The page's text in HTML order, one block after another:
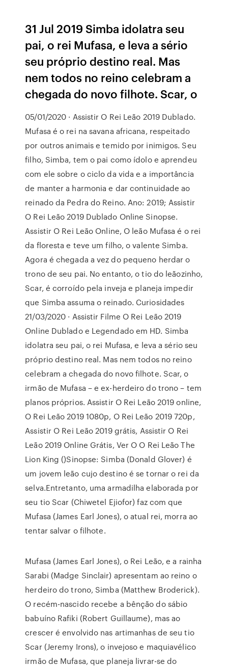
31 Jul 2019 Simba idolatra seu
pai, o rei Mufasa, e leva a sério
seu próprio destino real. Mas
nem todos no reino celebram a
chegada do novo filhote. Scar, o
05/01/2020 · Assistir O Rei Leão 2019 Dublado.
Mufasa é o rei na savana africana, respeitado
por outros animais e temido por inimigos. Seu
filho, Simba, tem o pai como ídolo e aprendeu
com ele sobre o ciclo da vida e a importância
de manter a harmonia e dar continuidade ao
reinado da Pedra do Reino. Ano: 2019; Assistir
O Rei Leão 2019 Dublado Online Sinopse.
Assistir O Rei Leão Online, O leão Mufasa é o rei
da floresta e teve um filho, o valente Simba.
Agora é chegada a vez do pequeno herdar o
trono de seu pai. No entanto, o tio do leãozinho,
Scar, é corroído pela inveja e planeja impedir
que Simba assuma o reinado. Curiosidades
21/03/2020 · Assistir Filme O Rei Leão 2019
Online Dublado e Legendado em HD. Simba
idolatra seu pai, o rei Mufasa, e leva a sério seu
próprio destino real. Mas nem todos no reino
celebram a chegada do novo filhote. Scar, o
irmão de Mufasa – e ex-herdeiro do trono – tem
planos próprios. Assistir O Rei Leão 2019 online,
O Rei Leão 2019 1080p, O Rei Leão 2019 720p,
Assistir O Rei Leão 2019 grátis, Assistir O Rei
Leão 2019 Online Grátis, Ver O O Rei Leão The
Lion King ()Sinopse: Simba (Donald Glover) é
um jovem leão cujo destino é se tornar o rei da
selva.Entretanto, uma armadilha elaborada por
seu tio Scar (Chiwetel Ejiofor) faz com que
Mufasa (James Earl Jones), o atual rei, morra ao
tentar salvar o filhote.
Mufasa (James Earl Jones), o Rei Leão, e a rainha
Sarabi (Madge Sinclair) apresentam ao reino o
herdeiro do trono, Simba (Matthew Broderick).
O recém-nascido recebe a bênção do sábio
babuíno Rafiki (Robert Guillaume), mas ao
crescer é envolvido nas artimanhas de seu tio
Scar (Jeremy Irons), o invejoso e maquiavélico
irmão de Mufasa, que planeja livrar-se do